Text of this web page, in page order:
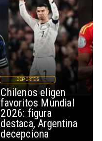
Chilenos eligen
favoritos Mundial
2026: figura
destaca, Argentina
decepciona
DEPORTES